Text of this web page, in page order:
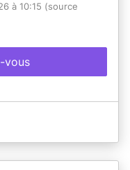
à 10:15 (source
vous